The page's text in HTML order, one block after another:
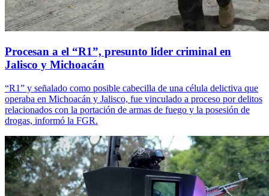
Procesan a el “R1”, presunto líder criminal en
Jalisco y Michoacán
“R1” y señalado como posible cabecilla de una célula delictiva que
operaba en Michoacán y Jalisco, fue vinculado a proceso por delitos
relacionados con la portación de armas de fuego y la posesión de
drogas, informó la FGR.